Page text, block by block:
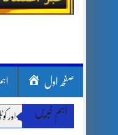
صفحہ اول
اہم خبریں
بارشیں، لینڈ سلائیڈنگ اور کوٹلی